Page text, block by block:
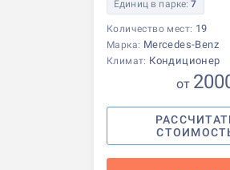
Единиц в парке:7
Количество мест: 19
Марка: Mercedes-Benz
Климат: Кондиционер
от